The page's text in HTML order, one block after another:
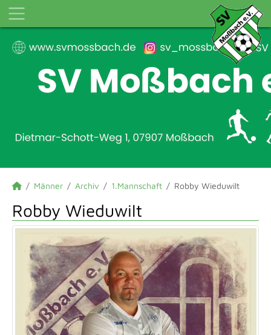
Männer Archiv 1.Mannschaft Robby Wieduwilt
Robby Wieduwilt